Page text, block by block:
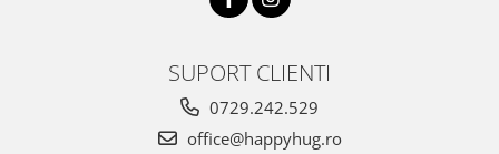
SUPORT CLIENTI
0729.242.529
office@happyhug.ro